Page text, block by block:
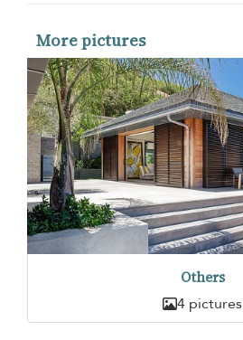
More pictures
Others
4 pictures